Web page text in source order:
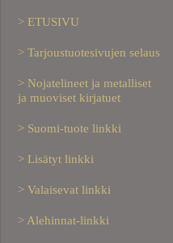
> ETUSIVU
> Tarjoustuotesivujen selaus
> Nojatelineet ja metalliset
ja muoviset kirjatuet
> Suomi-tuote linkki
> Lisätyt linkki
> Valaisevat linkki
> Alehinnat-linkki